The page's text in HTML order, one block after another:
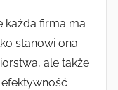
każda firma ma
stanowi ona
ale także